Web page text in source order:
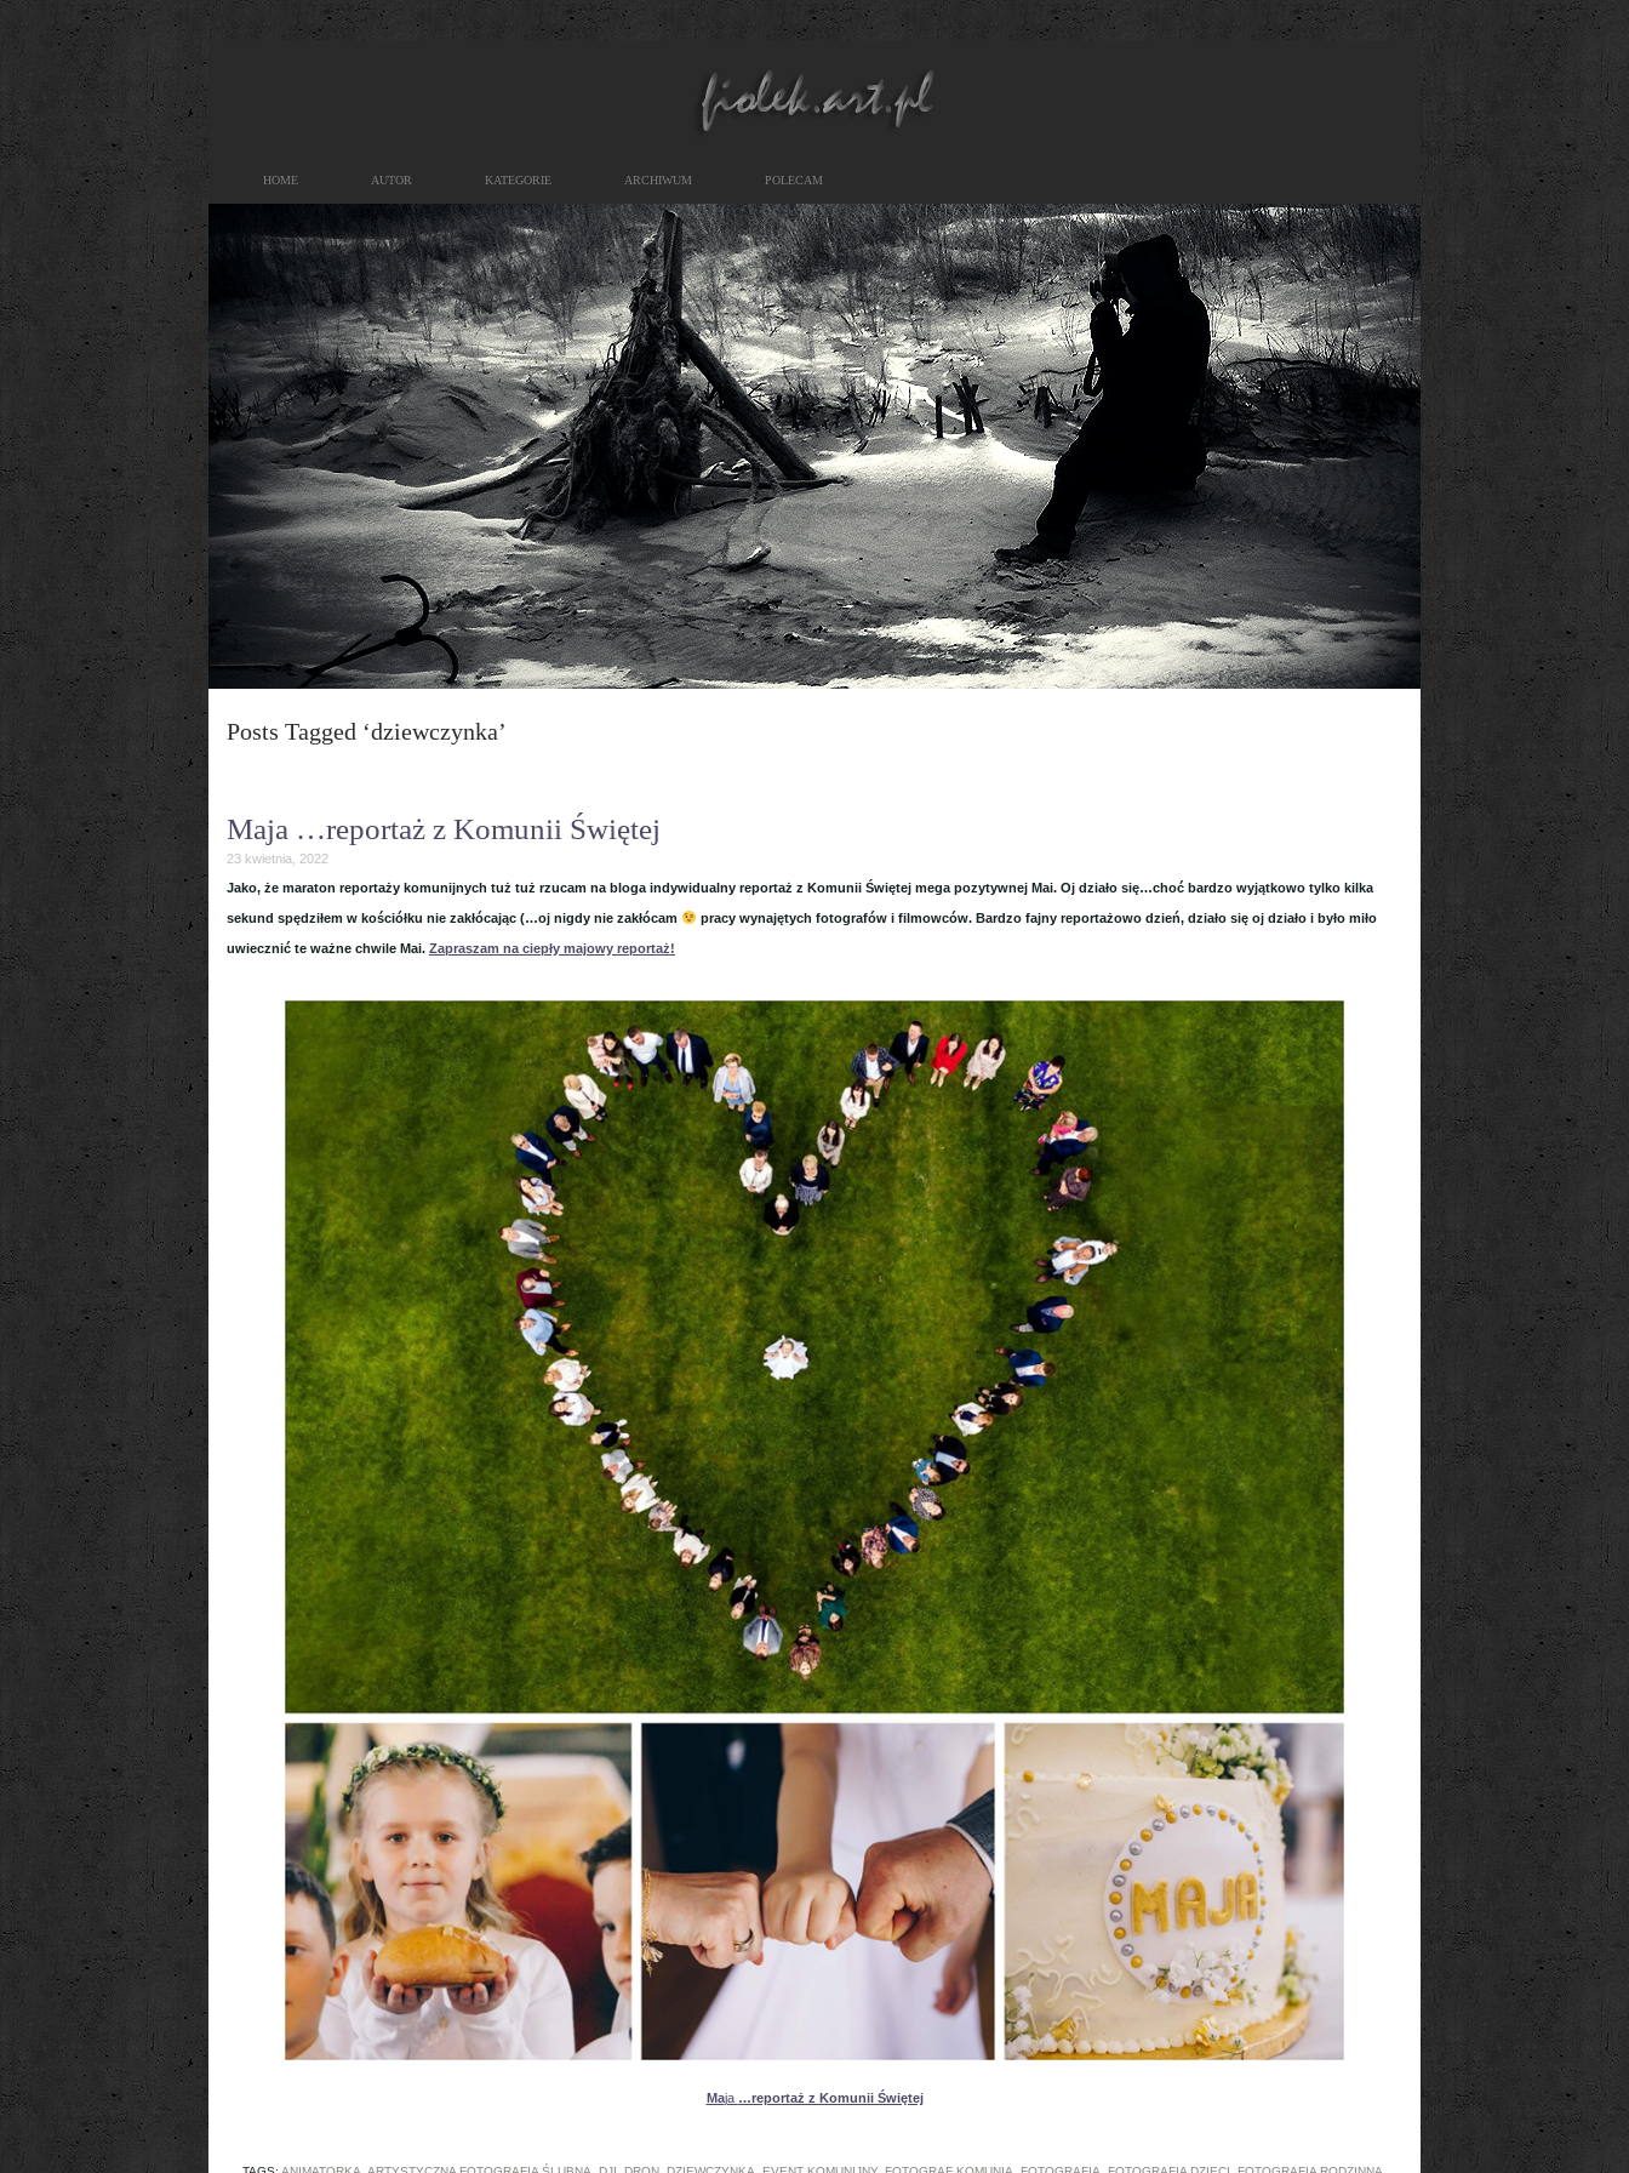
HOME AUTOR KATEGORIE ARCHIWUM POLECAM
Posts Tagged ‘dziewczynka’
Maja …reportaż z Komunii Świętej
23 kwietnia, 2022
Jako, że maraton reportaży komunijnych tuż tuż rzucam na bloga indywidualny reportaż z Komunii Świętej mega pozytywnej Mai. Oj działo się…choć bardzo wyjątkowo tylko kilka
sekund spędziłem w kościółku nie zakłócając (…oj nigdy nie zakłócam pracy wynajętych fotografów i filmowców. Bardzo fajny reportażowo dzień, działo się oj działo i było miło
uwiecznić te ważne chwile Mai. Zapraszam na ciepły majowy reportaż!
Maja …reportaż z Komunii Świętej